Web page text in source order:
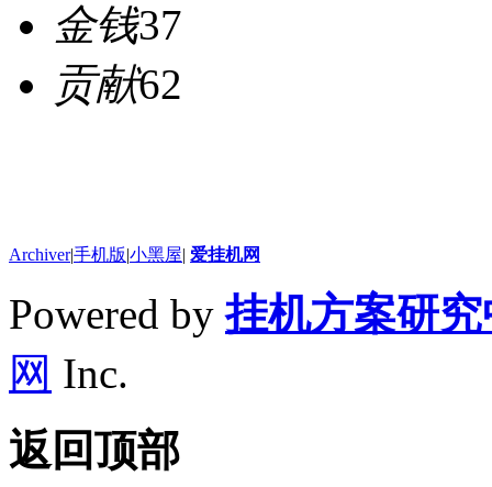
金钱37
贡献62
Archiver|手机版|小黑屋| 爱挂机网
Powered by挂机方案研
网 Inc.
返回顶部